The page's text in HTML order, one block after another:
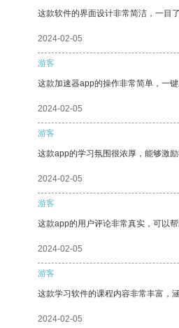
这款软件的界面设计非常简洁，一目了
2024-02-05
游客
这款加速器app的操作非常简单，一键
2024-02-05
游客
这款app的学习氛围很浓厚，能够激
2024-02-05
游客
这款app的用户评论非常真实，可以帮
2024-02-05
游客
这款学习软件的课程内容非常丰富，
2024-02-05